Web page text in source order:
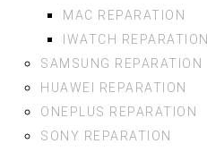
MAC REPARATION
IWATCH REPARATION
SAMSUNG REPARATION
HUAWEI REPARATION
ONEPLUS REPARATION
SONY REPARATION